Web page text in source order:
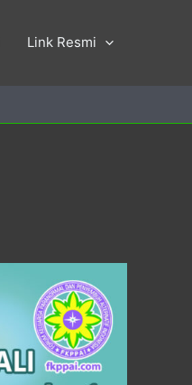
Link Resmi